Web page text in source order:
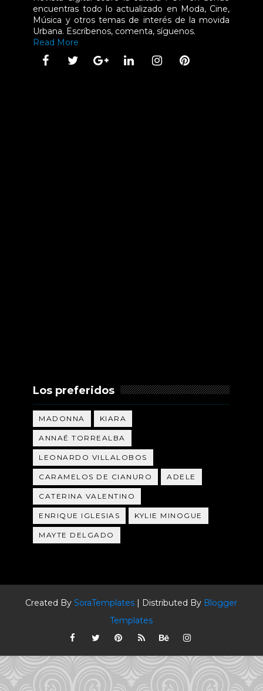
encuentras todo lo actualizado en Moda, Cine,
Música y otros temas de interés de la movida
Urbana. Escríbenos, comenta, síguenos.
Read More
Los preferidos
MADONNA KIARA
ANNAÉ TORREALBA
LEONARDO VILLALOBOS
CARAMELOS DE CIANURO ADELE
CATERINA VALENTINO
ENRIQUE IGLESIAS KYLIE MINOGUE
MAYTE DELGADO
Created BySoraTemplates | Distributed By Blogger
Templates